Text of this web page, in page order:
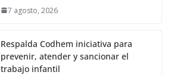
7 agosto, 2026
Respalda Codhem iniciativa para
prevenir, atender y sancionar el
trabajo infantil